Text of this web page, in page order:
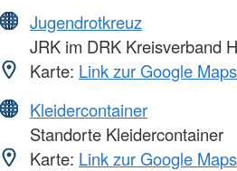
Jugendrotkreuz
JRK im DRK Kreisverband
Karte: Link zur Google
Kleidercontainer
Standorte Kleidercontainer
Karte: Link zur Google